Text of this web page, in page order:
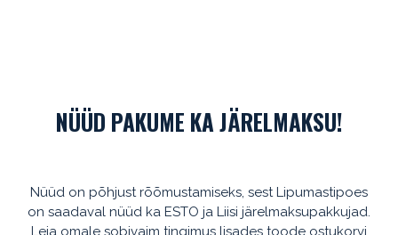
NÜÜD PAKUME KA JÄRELMAKSU!
Nüüd on põhjust rõõmustamiseks, sest Lipumastipoes
on saadaval nüüd ka ESTO ja Liisi järelmaksupakkujad.
Leia omale sobivaim tingimus lisades toode ostukorvi